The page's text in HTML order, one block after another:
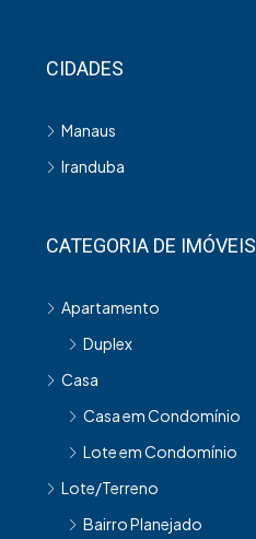
CIDADES
Manaus
Iranduba
CATEGORIA DE IMÓVEIS
Apartamento
Duplex
Casa
Casa em Condomínio
Lote em Condomínio
Lote/Terreno
Bairro Planejado